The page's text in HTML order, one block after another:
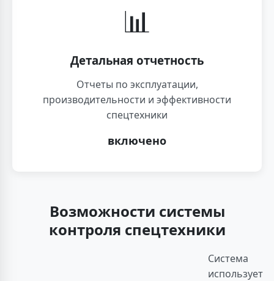
📊
Детальная отчетность
Отчеты по эксплуатации,
производительности и эффективности
спецтехники
включено
Возможности системы
контроля спецтехники
Система
использует